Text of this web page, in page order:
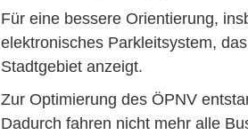
Für eine bessere Orientierung,
elektronisches Parkleitsystem,
Stadtgebiet anzeigt.
Zur Optimierung des ÖPNV
Dadurch fahren nicht mehr alle